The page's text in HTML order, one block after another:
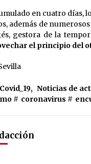
en cuatro días,
además de
gestora de la
el principio del
Covid_19, Noticias de
# coronavirus #